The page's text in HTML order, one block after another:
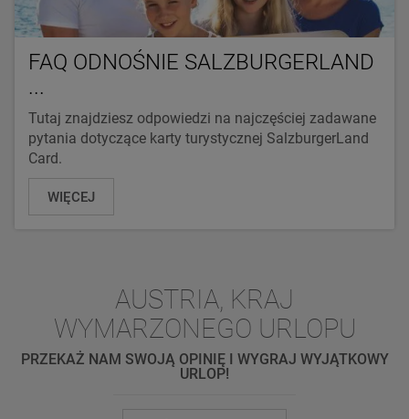
FAQ ODNOŚNIE SALZBURGERLAND
...
Tutaj znajdziesz odpowiedzi na najczęściej zadawane
pytania dotyczące karty turystycznej SalzburgerLand
Card.
WIĘCEJ
AUSTRIA, KRAJ
WYMARZONEGO URLOPU
PRZEKAŻ NAM SWOJĄ OPINIĘ I WYGRAJ WYJĄTKOWY
URLOP!